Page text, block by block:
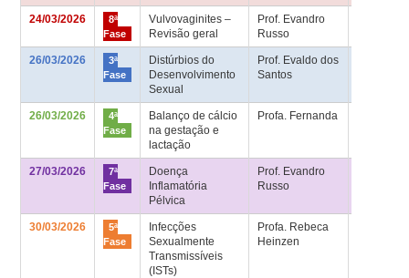
24/03/2026
8ª
Fase
Vulvovaginites –
Revisão geral
Prof. Evandro
Russo
26/03/2026
3ª
Fase
Distúrbios do
Desenvolvimento
Sexual
Prof. Evaldo dos
Santos
26/03/2026
4ª
Fase
Balanço de cálcio
na gestação e
lactação
Profa. Fernanda
27/03/2026
7ª
Fase
Doença
Inflamatória
Pélvica
Prof. Evandro
Russo
30/03/2026
5ª
Fase
Infecções
Sexualmente
Transmissíveis
(ISTs)
Profa. Rebeca
Heinzen